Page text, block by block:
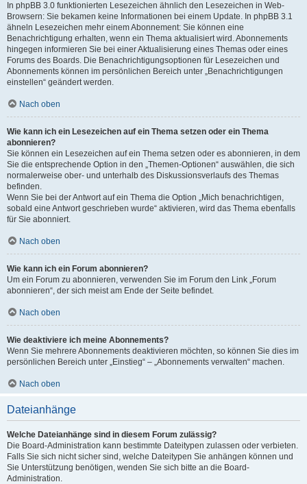
In phpBB 3.0 funktionierten Lesezeichen ähnlich den Lesezeichen in Web-
Browsern: Sie bekamen keine Informationen bei einem Update. In phpBB 3.1
ähneln Lesezeichen mehr einem Abonnement: Sie können eine
Benachrichtigung erhalten, wenn ein Thema aktualisiert wird. Abonnements
hingegen informieren Sie bei einer Aktualisierung eines Themas oder eines
Forums des Boards. Die Benachrichtigungsoptionen für Lesezeichen und
Abonnements können im persönlichen Bereich unter „Benachrichtigungen
einstellen“ geändert werden.
Nach oben
Wie kann ich ein Lesezeichen auf ein Thema setzen oder ein Thema
abonnieren?
Sie können ein Lesezeichen auf ein Thema setzen oder es abonnieren, in dem
Sie die entsprechende Option in den „Themen-Optionen“ auswählen, die sich
normalerweise ober- und unterhalb des Diskussionsverlaufs des Themas
befinden.
Wenn Sie bei der Antwort auf ein Thema die Option „Mich benachrichtigen,
sobald eine Antwort geschrieben wurde“ aktivieren, wird das Thema ebenfalls
für Sie abonniert.
Nach oben
Wie kann ich ein Forum abonnieren?
Um ein Forum zu abonnieren, verwenden Sie im Forum den Link „Forum
abonnieren“, der sich meist am Ende der Seite befindet.
Nach oben
Wie deaktiviere ich meine Abonnements?
Wenn Sie mehrere Abonnements deaktivieren möchten, so können Sie dies im
persönlichen Bereich unter „Einstieg“ – „Abonnements verwalten“ machen.
Nach oben
Dateianhänge
Welche Dateianhänge sind in diesem Forum zulässig?
Die Board-Administration kann bestimmte Dateitypen zulassen oder verbieten.
Falls Sie sich nicht sicher sind, welche Dateitypen Sie anhängen können und
Sie Unterstützung benötigen, wenden Sie sich bitte an die Board-
Administration.